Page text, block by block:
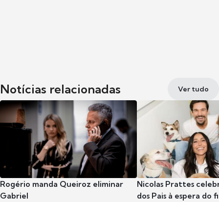
Notícias relacionadas Ver tudo
Rogério manda Queiroz eliminar
Gabriel
Nicolas Prattes
dos Pais à espera do